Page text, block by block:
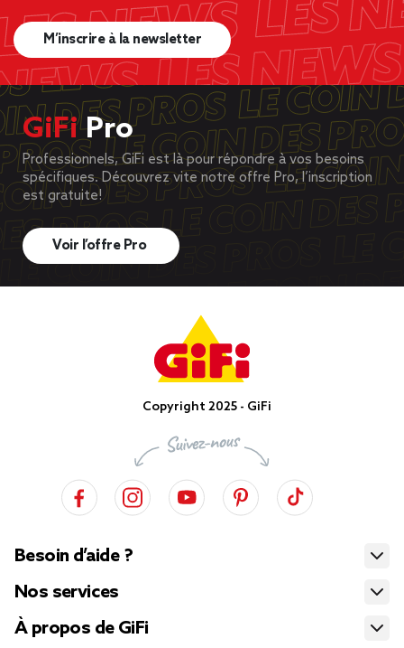
M’inscrire à la newsletter
GiFiPro
Professionnels, GiFi est là pour répondre à vos besoins
spécifiques. Découvrez vite notre offre Pro, l’inscription
est gratuite!
Voir l’offre Pro
Copyright 2025 - GiFi
Besoin d’aide ?
Nos services
À propos de GiFi